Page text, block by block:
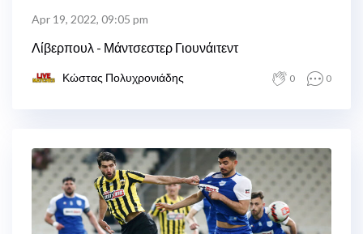
Apr 19, 2022, 09:05 pm
Λίβερπουλ - Μάντσεστερ Γιουνάιτεντ
Κώστας Πολυχρονιάδης 0 0